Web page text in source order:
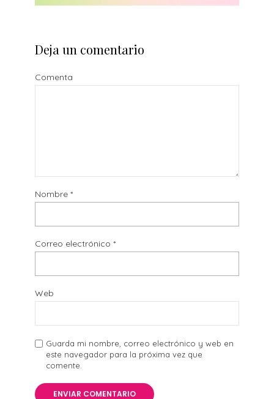
Deja un comentario
Comenta
Nombre *
Correo electrónico *
Web
Guarda mi nombre, correo electrónico y web en
este navegador para la próxima vez que
comente.